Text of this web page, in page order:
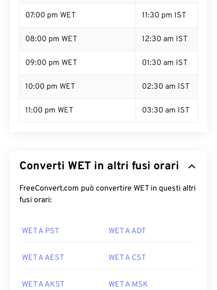
07:00 pm WET 11:30 pm IST
08:00 pm WET 12:30 am IST
09:00 pm WET 01:30 am IST
10:00 pm WET 02:30 am IST
11:00 pm WET 03:30 am IST
Converti WET in altri fusi orari
FreeConvert.com può convertire WET in questi altri
fusi orari:
WET A PST WET A ADT
WET A AEST WET A CST
WET A AKST WET A MSK